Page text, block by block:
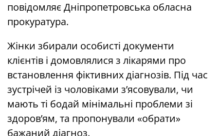
повідомляє Дніпропетровська обласна
прокуратура.
Жінки збирали особисті документи
клієнтів і домовлялися з лікарями про
встановлення фіктивних діагнозів. Під час
зустрічей із чоловіками з’ясовували, чи
мають ті бодай мінімальні проблеми зі
здоров’ям, та пропонували «обрати»
бажаний діагноз.